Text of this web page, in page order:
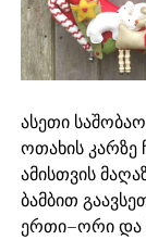
ასეთი
ოთახის კარზე
ამისთვის
ბამბით
ერთი–ორი და